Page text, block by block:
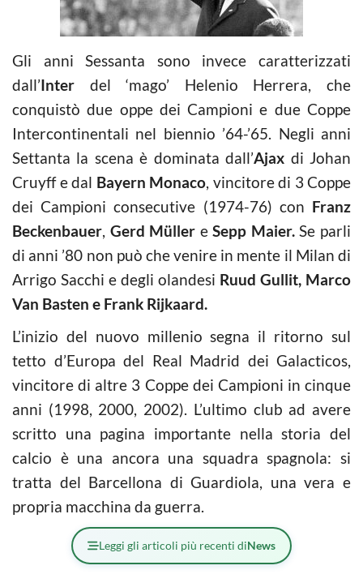
Gli anni Sessanta sono invece caratterizzati
dall’Inter del ‘mago’ Helenio Herrera, che
conquistò due oppe dei Campioni e due Coppe
Intercontinentali nel biennio ’64-’65. Negli anni
Settanta la scena è dominata dall’Ajax di Johan
Cruyff e dal Bayern Monaco, vincitore di 3 Coppe
dei Campioni consecutive (1974-76) con Franz
Beckenbauer, Gerd Müller eSepp Maier.Se parli
di anni ’80 non può che venire in mente il Milan di
Arrigo Sacchi e degli olandesi Ruud Gullit, Marco
Van Basten e Frank Rijkaard.
L’inizio del nuovo millenio segna il ritorno sul
tetto d’Europa del Real Madrid dei Galacticos,
vincitore di altre 3 Coppe dei Campioni in cinque
anni (1998, 2000, 2002). L’ultimo club ad avere
scritto una pagina importante nella storia del
calcio è una ancora una squadra spagnola: si
tratta del Barcellona di Guardiola, una vera e
propria macchina da guerra.
Leggi gli articoli più recenti diNews